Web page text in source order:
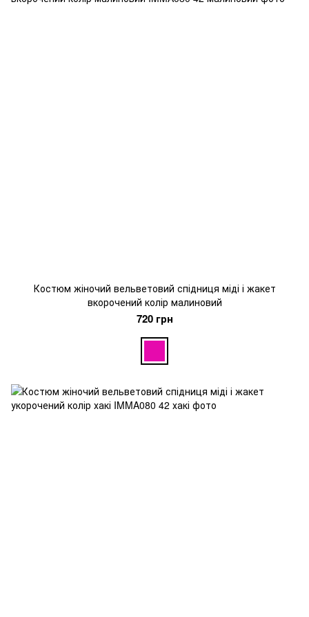
Костюм жіночий вельветовий спідниця міді і жакет
вкорочений колір малиновий
720 грн